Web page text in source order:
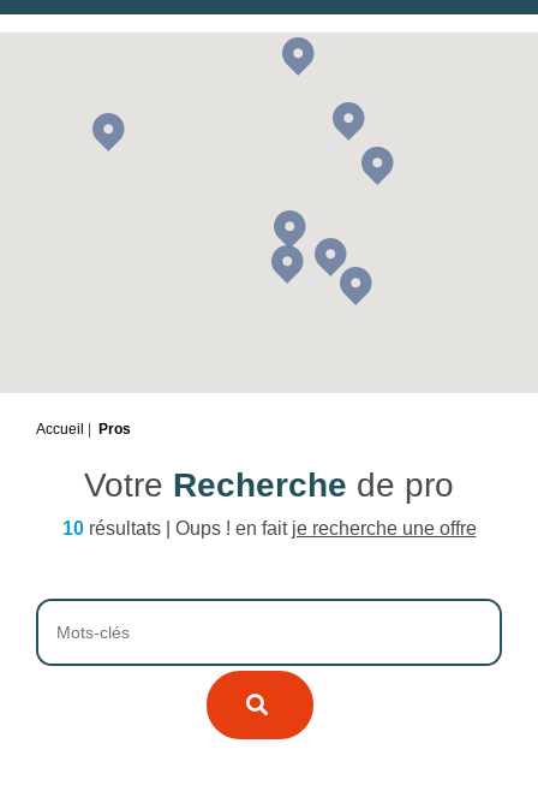
Accueil Pros
Votre Recherche de pro
10résultats | Oups ! en fait je recherche une offre